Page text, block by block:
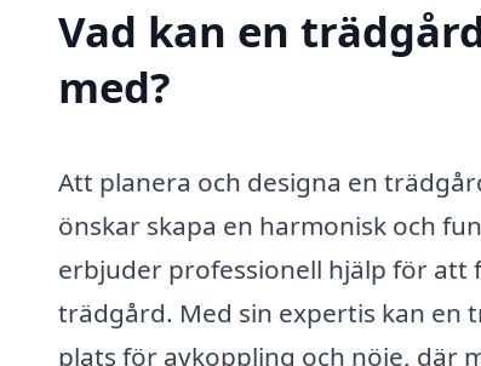
Vad kan en
med?
Att planera och designa en
önskar skapa en harmonisk och
erbjuder professionell hjälp för att
trädgård. Med sin expertis kan en
plats för avkoppling och nöje, där